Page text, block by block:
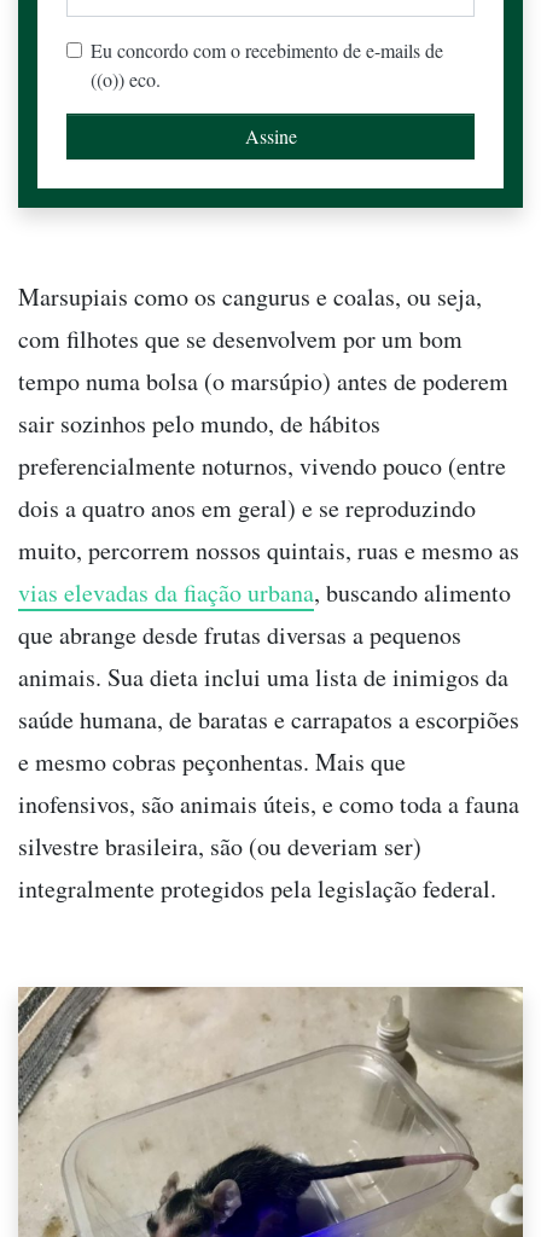
Eu concordo com o recebimento de e-mails de
((o)) eco.
Marsupiais como os cangurus e coalas, ou seja,
com filhotes que se desenvolvem por um bom
tempo numa bolsa (o marsúpio) antes de poderem
sair sozinhos pelo mundo, de hábitos
preferencialmente noturnos, vivendo pouco (entre
dois a quatro anos em geral) e se reproduzindo
muito, percorrem nossos quintais, ruas e mesmo as
vias elevadas da fiação urbana, buscando alimento
que abrange desde frutas diversas a pequenos
animais. Sua dieta inclui uma lista de inimigos da
saúde humana, de baratas e carrapatos a escorpiões
e mesmo cobras peçonhentas. Mais que
inofensivos, são animais úteis, e como toda a fauna
silvestre brasileira, são (ou deveriam ser)
integralmente protegidos pela legislação federal.